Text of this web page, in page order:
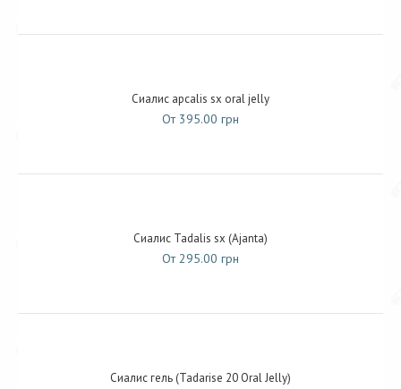
Сиалис apcalis sx oral jelly
От 395.00 грн
Сиалис Tadalis sx (Ajanta)
От 295.00 грн
Сиалис гель (Tadarise 20 Oral Jelly)